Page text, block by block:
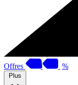
Offres %
Plus